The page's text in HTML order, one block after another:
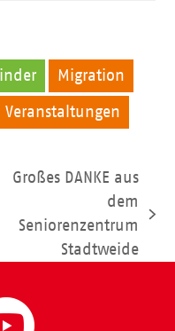
Migration
Veranstaltungen
Nächster
Beitrag:
Großes DANKE aus
dem
Seniorenzentrum
Stadtweide